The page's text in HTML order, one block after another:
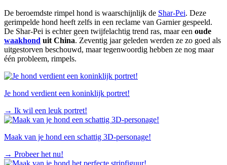
De beroemdste rimpel hond is waarschijnlijk de Shar-Pei. Deze
gerimpelde hond heeft zelfs in een reclame van Garnier gespeeld.
De Shar-Pei is echter geen twijfelachtig trend ras, maar een oude
waakhond uit China. Zeventig jaar geleden werden ze zo goed als
uitgestorven beschouwd, maar tegenwoordig hebben ze nog maar
één probleem, rimpels.
Je hond verdient een koninklijk portret!
→ Ik wil een leuk portret!
Maak van je hond een schattig 3D-personage!
→ Probeer het nu!